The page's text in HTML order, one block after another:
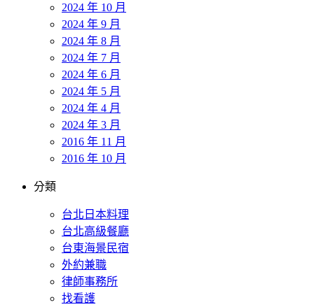
2024 年 10 月
2024 年 9 月
2024 年 8 月
2024 年 7 月
2024 年 6 月
2024 年 5 月
2024 年 4 月
2024 年 3 月
2016 年 11 月
2016 年 10 月
分類
台北日本料理
台北高級餐廳
台東海景民宿
外約兼職
律師事務所
找看護